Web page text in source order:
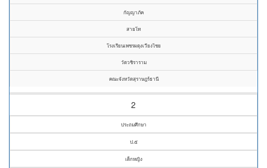
กัญญาภัค
สายโท
โรงเรียนเพชรผดุงเวียงไชย
วัดวชิราราม
คณะจังหวัดสุราษฎร์ธานี
2
ประถมศึกษา
ป.๕
เด็กหญิง